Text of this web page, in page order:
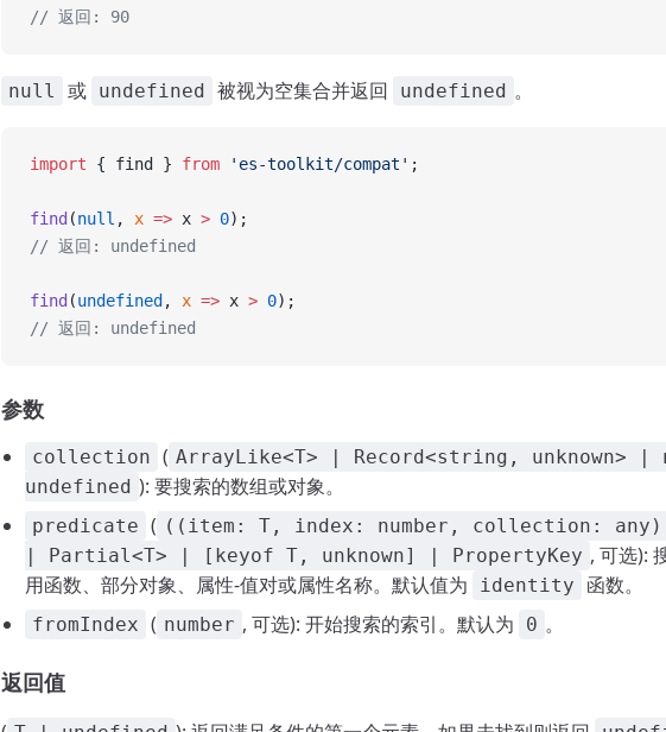
// 返回: 90
null 或 undefined 被视为空集合并返回 undefined 。
import { find } from 'es-toolkit/compat' ;
find (null , x => x > 0);
// 返回: undefined
find (undefined , x => x > 0);
// 返回: undefined
参数
collection ( ArrayLike<T> | Record<string, unknown>
undefined ): 要搜索的数组或对象。
predicate ( ((item: T, index: number, collection: any)
| Partial<T> | [keyof T, unknown] | PropertyKey , 可选):
用函数、部分对象、属性-值对或属性名称。默认值为
identity 函数。
fromIndex ( number , 可选): 开始搜索的索引。默认为 0 。
返回值